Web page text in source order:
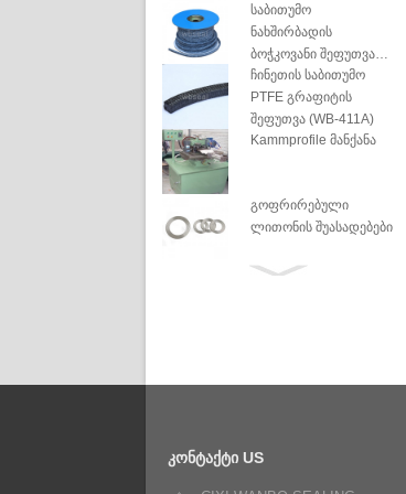
საბითუმო
ნახშირბადის
ბოჭკოვანი შეფუთვა
გაჟღენთილი PTFE-ით
ჩინეთის საბითუმო
PTFE გრაფიტის
შეფუთვა (WB-411A)
Kammprofile მანქანა
გოფრირებული
ლითონის შუასადებები
დისკის ზამბარის
რბილი ოქროს მიკას
ფურცელი
ᲙᲝᲜᲢᲐᲥᲢᲘ US